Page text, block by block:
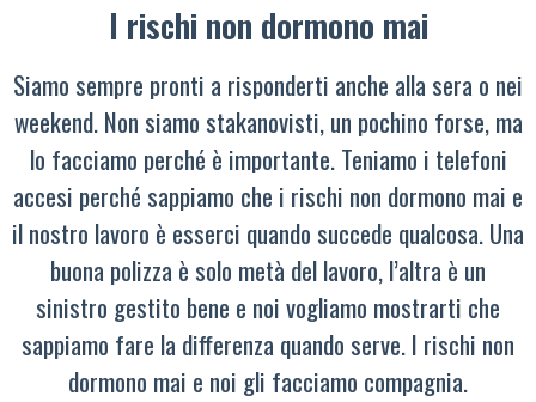
I rischi non dormono mai
Siamo sempre pronti a risponderti anche alla sera o nei
weekend. Non siamo stakanovisti, un pochino forse, ma
lo facciamo perché è importante. Teniamo i telefoni
accesi perché sappiamo che i rischi non dormono mai e
il nostro lavoro è esserci quando succede qualcosa. Una
buona polizza è solo metà del lavoro, l’altra è un
sinistro gestito bene e noi vogliamo mostrarti che
sappiamo fare la differenza quando serve. I rischi non
dormono mai e noi gli facciamo compagnia.